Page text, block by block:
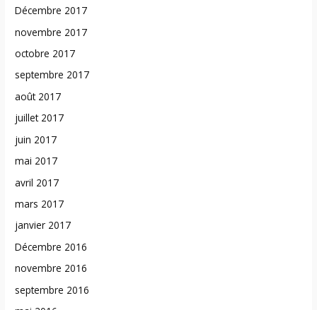
Décembre 2017
novembre 2017
octobre 2017
septembre 2017
août 2017
juillet 2017
juin 2017
mai 2017
avril 2017
mars 2017
janvier 2017
Décembre 2016
novembre 2016
septembre 2016